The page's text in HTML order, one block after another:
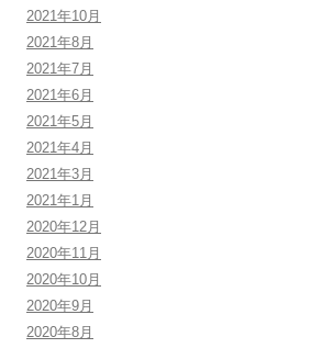
2021年10月
2021年8月
2021年7月
2021年6月
2021年5月
2021年4月
2021年3月
2021年1月
2020年12月
2020年11月
2020年10月
2020年9月
2020年8月